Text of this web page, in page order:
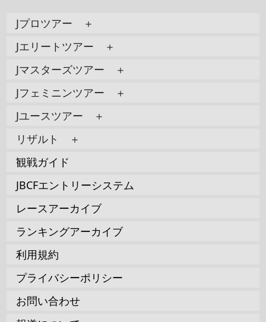
Jプロツアー ＋
Jエリートツアー ＋
Jマスターズツアー ＋
Jフェミニンツアー ＋
Jユースツアー ＋
リザルト ＋
観戦ガイド
JBCFエントリーシステム
レースアーカイブ
ランキングアーカイブ
利用規約
プライバシーポリシー
お問い合わせ